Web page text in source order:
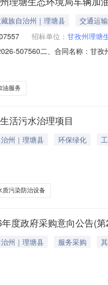
族自治州｜理塘县
交通运输
招标单位： 甘孜州理塘
507560二、合同名称：甘
供应商(乙方)：中国石
油服务
活污水治理项目
州｜理塘县 环保绿化
质污染防治设备
度政府采购意向公告(
州｜理塘县 服务采购